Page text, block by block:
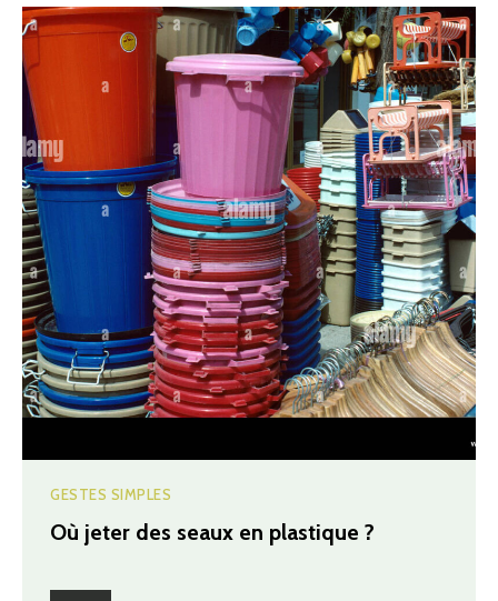
GESTES SIMPLES
Où jeter des seaux en plastique ?